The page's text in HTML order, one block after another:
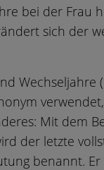
bei der Frau
sich der
Wechseljahre
Mit dem
der letzte
benannt. Er